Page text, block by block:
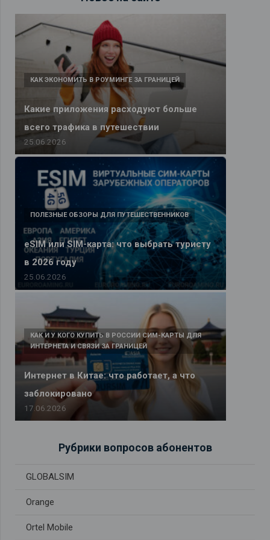
Какие приложения расходуют больше
всего трафика в путешествии
КАК ЭКОНОМИТЬ В РОУМИНГЕ ЗА ГРАНИЦЕЙ
25.06.2026
eSIM или SIM-карта: что выбрать туристу
в 2026 году
ПОЛЕЗНЫЕ ОБЗОРЫ ДЛЯ ПУТЕШЕСТВЕННИКОВ
25.06.2026
Интернет в Китае: что работает, а что
заблокировано
КАК И У КОГО КУПИТЬ В РОССИИ СИМ-КАРТЫ ДЛЯ
ИНТЕРНЕТА И СВЯЗИ ЗА ГРАНИЦЕЙ
17.06.2026
Рубрики вопросов абонентов
GLOBALSIM
Orange
Ortel Mobile